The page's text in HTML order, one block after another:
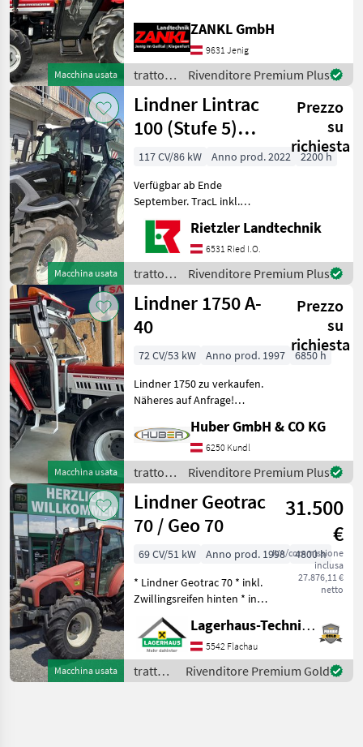
Macchina usata
lt. Zähler - 3-Zylindermotor
- Kabine - MHR - 1 DW
Steuergeräte im Heck
ZANKL GmbH
9631 Jenig
trattori
/
Lindner
Rivenditore Premium Plus
Macchina usata
Lindner Lintrac
100 (Stufe 5)
4Rad-Lenkung
Prezzo
su
richiesta
117 CV/86 kW Anno prod. 2022
2200 h
Verfügbar ab Ende
September. TracL inkl.
Mobile (Smartphone-
Verbindung über OBD-
Stecker mit Bluetooth)
Bereifung 540/65- R30 Mitas
AC65- 420/65- R20- Mitas AC
Rietzler Landtechnik
6531 Ried I.O.
trattori
/
Lindner
Rivenditore Premium Plus
Macchina usata
Lindner 1750 A-
40
Prezzo
su
richiesta
72 CV/53 kW Anno prod. 1997
6850 h
Lindner 1750 zu verkaufen.
Näheres auf Anfrage!
, Piattaforma: Cabina,
Numero di giri della presa
di potenza:
430/540/750/1000, Velocità
ma
Huber GmbH & CO KG
6250 Kundl
trattori
/
Lindner
Rivenditore Premium Plus
Macchina usata
Lindner Geotrac
70 / Geo 70
31.500
€
IVA/commissione
inclusa
27.876,11 €
netto
69 CV/51 kW Anno prod. 1998
4800 h
* Lindner Geotrac 70 * inkl.
Zwillingsreifen hinten * inkl.
gebrauchten Schneeketten
Pewag Netzketten * 2DW
Steuergeräte *
mechanische
Hubwerksregelung * Stund
Lagerhaus-Technik Flachau
5542 Flachau
trattori
/
Rivenditore Premium Gold